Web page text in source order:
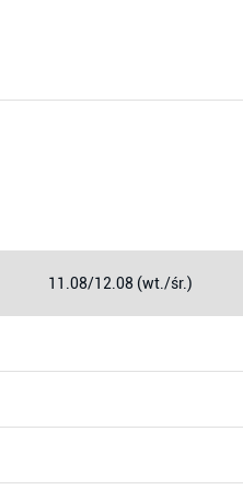
11.08/12.08 (wt./śr.)